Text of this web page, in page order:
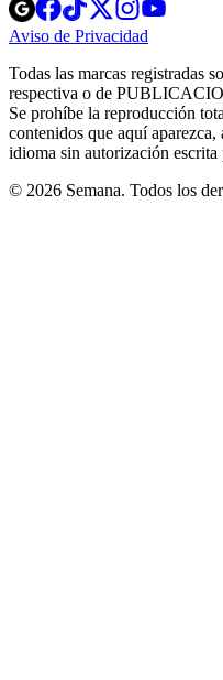
in
new
in
new
in
new
window
new
windowwindow
Aviso de Privacidad
new
window
Todas las marcas registradas
respectiva o de
Se prohíbe la reproducción
contenidos que aquí
idioma sin autorización escrita
© 2026 Semana. Todos los